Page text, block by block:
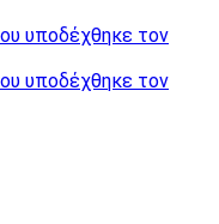
υποδέχθηκε τον
υποδέχθηκε τον